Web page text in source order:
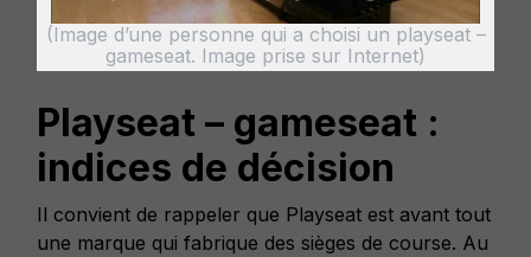
(Image d’une personne qui a choisi un playseat –
gameseat. Image prise sur Internet)
Playseat – gameseat :
indices de décision
Il convient de rappeler que Playseat est avant tout
une marque qui fabrique des sièges de course. Au